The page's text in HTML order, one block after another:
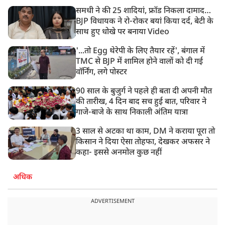
समधी ने की 25 शादियां, फ्रॉड निकला दामाद…
BJP विधायक ने रो-रोकर बयां किया दर्द, बेटी के
साथ हुए धोखे पर बनाया Video
'...तो Egg थेरेपी के लिए तैयार रहें', बंगाल में
TMC से BJP में शामिल होने वालों को दी गई
वॉर्निंग, लगे पोस्टर
90 साल के बुजुर्ग ने पहले ही बता दी अपनी मौत
की तारीख, 4 दिन बाद सच हुई बात, परिवार ने
गाजे-बाजे के साथ निकाली अंतिम यात्रा
3 साल से अटका था काम, DM ने कराया पूरा तो
किसान ने दिया ऐसा तोहफा, देखकर अफसर ने
कहा- इससे अनमोल कुछ नहीं
अधिक
ADVERTISEMENT